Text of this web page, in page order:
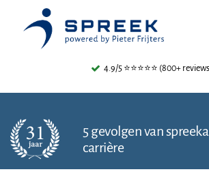
4.9/5 ⭐⭐⭐⭐⭐ (800+
5 gevolgen van
carrière